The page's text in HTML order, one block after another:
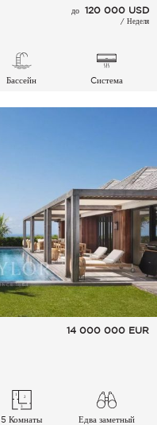
до 120 000 USD
/ Неделя
Бассейн
Cистема
14 000 000 EUR
5 Комнаты
Едва заметный